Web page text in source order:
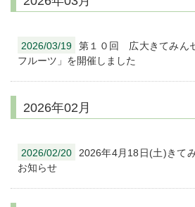
2026/03/19
第１０回 広大きてみん
フルーツ」を開催しました
2026年02月
2026/02/20
2026年4月18日(土)きて
お知らせ